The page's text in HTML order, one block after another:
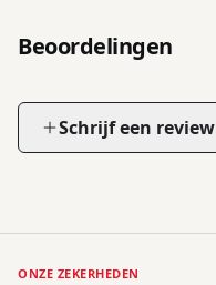
Beoordelingen
Schrijf een review
ONZE ZEKERHEDEN